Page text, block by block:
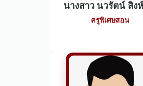
นางสาว นวรัตน์ สิง
ครูพิเศษสอน